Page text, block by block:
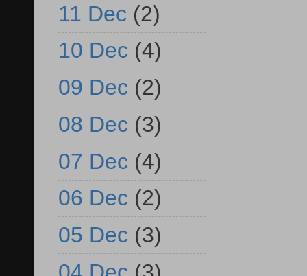
11 Dec (2)
10 Dec (4)
09 Dec (2)
08 Dec (3)
07 Dec (4)
06 Dec (2)
05 Dec (3)